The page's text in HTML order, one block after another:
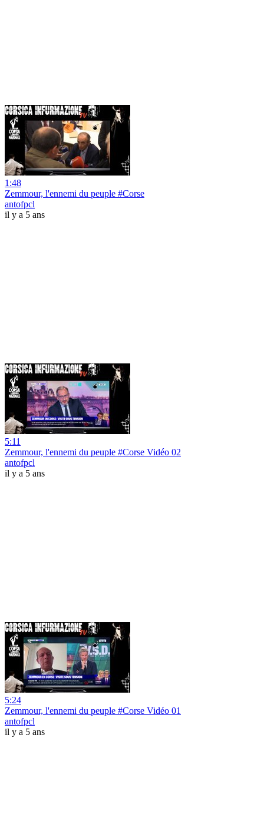
1:48
Zemmour, l'ennemi du peuple #Corse
antofpcl
il y a 5 ans
5:11
Zemmour, l'ennemi du peuple #Corse Vidéo 02
antofpcl
il y a 5 ans
5:24
Zemmour, l'ennemi du peuple #Corse Vidéo 01
antofpcl
il y a 5 ans